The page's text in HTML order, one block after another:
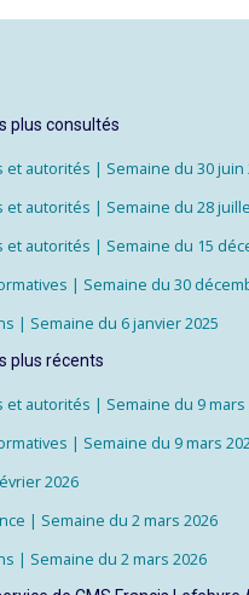
plus consultés
et autorités | Semaine du 30 juin
et autorités | Semaine du 28
et autorités | Semaine du 15
| Semaine du 30
| Semaine du 6 janvier 2025
plus récents
et autorités | Semaine du 9 mars
| Semaine du 9 mars
2026
| Semaine du 2 mars 2026
| Semaine du 2 mars 2026